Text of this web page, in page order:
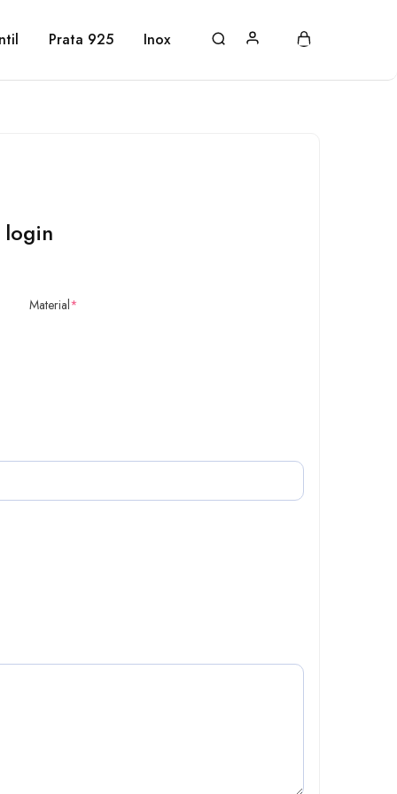
Prata 925 Inox
login
Material*